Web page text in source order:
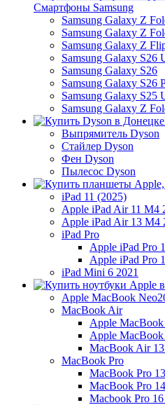
Смартфоны Samsung
Samsung Galaxy Z
Samsung Galaxy Z
Samsung Galaxy Z
Samsung Galaxy S26
Samsung Galaxy S26
Samsung Galaxy S26
Samsung Galaxy S25
Samsung Galaxy Z
Выпрямитель Dyson
Стайлер Dyson
Фен Dyson
Пылесос Dyson
iPad 11 (2025)
Apple iPad Air 11 M4
Apple iPad Air 13 M4
iPad Pro
Apple iPad Pro
Apple iPad Pro
iPad Mini 6 2021
Apple MacBook Neo
MacBook Air
Apple
Apple
MacBook Air
MacBook Pro
MacBook Pro
MacBook Pro
Macbook Pro